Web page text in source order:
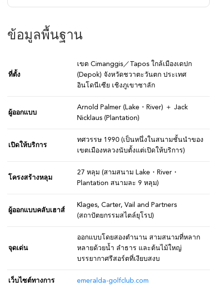
ข้อมูลพื้นฐาน
ที่ตั้ง
เขต Cimanggis／Tapos ใกล้เมืองเดปก
(Depok) จังหวัดชวาตะวันตก ประเทศ
อินโดนีเซีย เชิงภูเขาซาลัก
ผู้ออกแบบ
Arnold Palmer (Lake・River) ＋ Jack
Nicklaus (Plantation)
เปิดให้บริการ
ทศวรรษ 1990 (เป็นหนึ่งในสนามชั้นนำของ
เขตเมืองหลวงนับตั้งแต่เปิดให้บริการ)
โครงสร้างหลุม
27 หลุม (สามสนาม Lake・River・
Plantation สนามละ 9 หลุม)
ผู้ออกแบบคลับเฮาส์
Klages, Carter, Vail and Partners
(สถาปัตยกรรมสไตล์ยุโรป)
จุดเด่น
ออกแบบโดยสองตำนาน สามสนามที่หลาก
หลายด้วยน้ำ ลำธาร และต้นไม้ใหญ่
บรรยากาศรีสอร์ตที่เงียบสงบ
เว็บไซต์ทางการ emeralda-golfclub.com